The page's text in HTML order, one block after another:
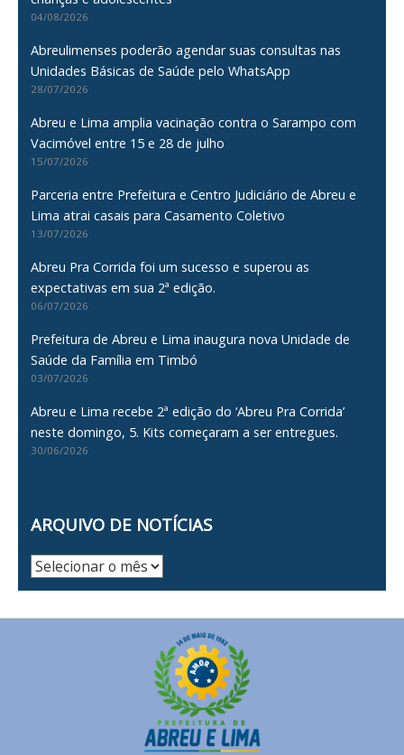
04/08/2026
Abreulimenses poderão agendar suas consultas nas
Unidades Básicas de Saúde pelo WhatsApp
28/07/2026
Abreu e Lima amplia vacinação contra o Sarampo com
Vacimóvel entre 15 e 28 de julho
15/07/2026
Parceria entre Prefeitura e Centro Judiciário de Abreu e
Lima atrai casais para Casamento Coletivo
13/07/2026
Abreu Pra Corrida foi um sucesso e superou as
expectativas em sua 2ª edição.
06/07/2026
Prefeitura de Abreu e Lima inaugura nova Unidade de
Saúde da Família em Timbó
03/07/2026
Abreu e Lima recebe 2ª edição do ‘Abreu Pra Corrida’
neste domingo, 5. Kits começaram a ser entregues.
30/06/2026
ARQUIVO DE NOTÍCIAS
Arquivo